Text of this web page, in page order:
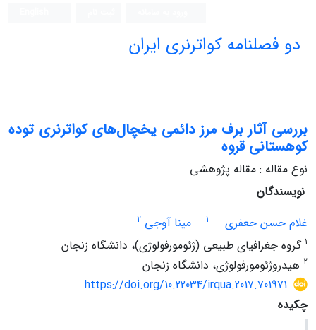
دو فصلنامه کواترنری ایران
بررسی آثار برف مرز دائمی یخچال‌های کواترنری توده
کوهستانی قروه
نوع مقاله : مقاله پژوهشی
نویسندگان
غلام حسن جعفری
1 مینا آوجی 2
1 گروه جغرافیای طبیعی (ژئومورفولوژی)، دانشگاه زنجان
2 هیدروژئومورفولوژی، دانشگاه زنجان
https://doi.org/10.22034/irqua.2017.701971
چکیده